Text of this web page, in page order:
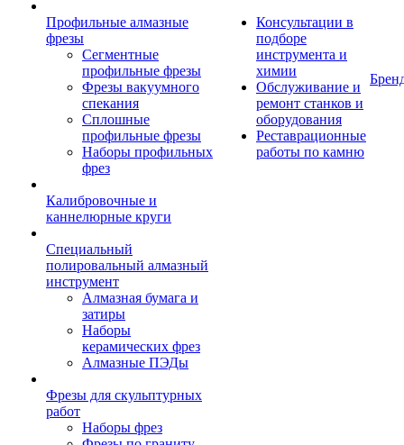
Профильные алмазные
фрезы
Сегментные
профильные фрезы
Фрезы вакуумного
спекания
Сплошные
профильные фрезы
Наборы профильных
фрез
Калибровочные и
каннелюрные круги
Специальный
полировальный алмазный
инструмент
Алмазная бумага и
затиры
Наборы
керамических фрез
Алмазные ПЭДы
Фрезы для скульптурных
работ
Наборы фрез
Консультации в
подборе
инструмента и
химии
Обслуживание и
ремонт станков и
оборудования
Реставрационные
работы по камню